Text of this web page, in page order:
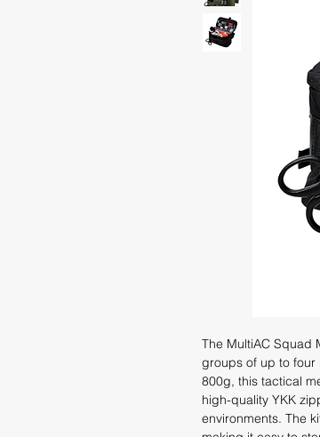
The MultiAC Squad
groups of up to four
800g, this tactical
high-quality YKK
environments. The